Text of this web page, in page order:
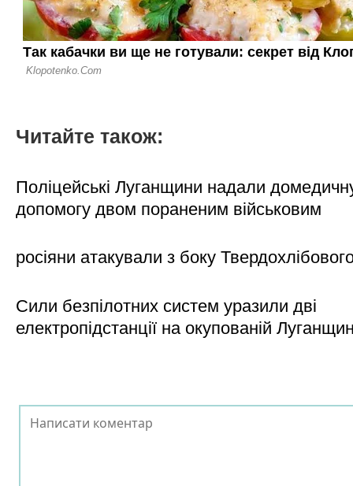
Читайте також:
Поліцейські Луганщини надали
допомогу двом пораненим військовим
росіяни атакували з боку
Сили безпілотних систем уразили дві
електропідстанції на окупованій